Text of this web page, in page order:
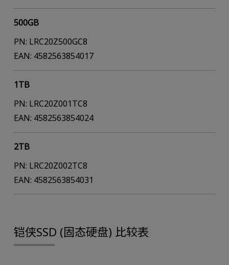
500GB
PN: LRC20Z500GC8
EAN: 4582563854017
1TB
PN: LRC20Z001TC8
EAN: 4582563854024
2TB
PN: LRC20Z002TC8
EAN: 4582563854031
铠侠SSD (固态硬盘) 比较表